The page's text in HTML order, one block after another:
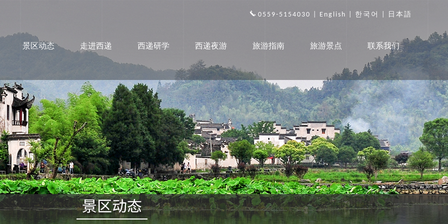
0559-5154030 | English 한국어 日本語
景区动态 走进西递 西递研学 西递夜游 旅游指南 旅游景点 联系我们